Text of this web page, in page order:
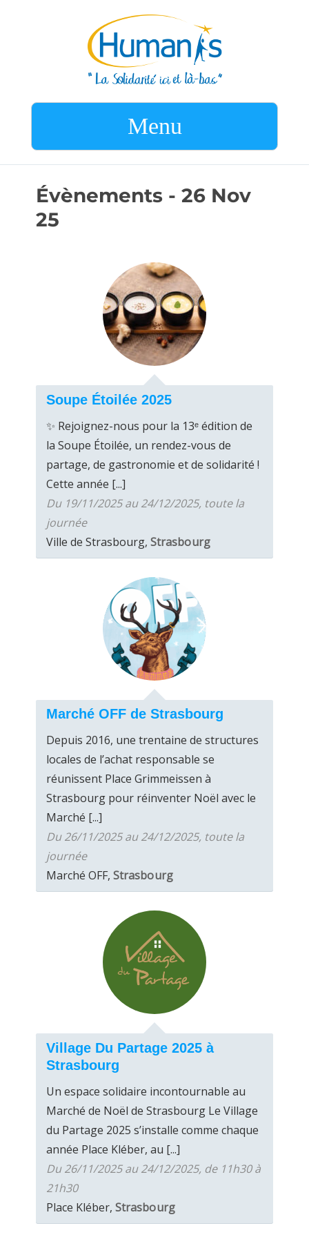
Menu
Évènements - 26 Nov
25
Soupe Étoilée 2025
✨ Rejoignez-nous pour la 13ᵉ édition de
la Soupe Étoilée, un rendez-vous de
partage, de gastronomie et de solidarité !
Cette année [...]
Du 19/11/2025 au 24/12/2025, toute la
journée
Ville de Strasbourg, Strasbourg
Marché OFF de Strasbourg
Depuis 2016, une trentaine de structures
locales de l’achat responsable se
réunissent Place Grimmeissen à
Strasbourg pour réinventer Noël avec le
Marché [...]
Du 26/11/2025 au 24/12/2025, toute la
journée
Marché OFF, Strasbourg
Village Du Partage 2025 à
Strasbourg
Un espace solidaire incontournable au
Marché de Noël de Strasbourg Le Village
du Partage 2025 s’installe comme chaque
année Place Kléber, au [...]
Du 26/11/2025 au 24/12/2025, de 11h30 à
21h30
Place Kléber, Strasbourg